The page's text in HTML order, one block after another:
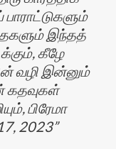
பாராட்டுகளும்
இந்தத்
கீழே
வழி இன்னும்
கதவுகள்
பிரேமா
2023